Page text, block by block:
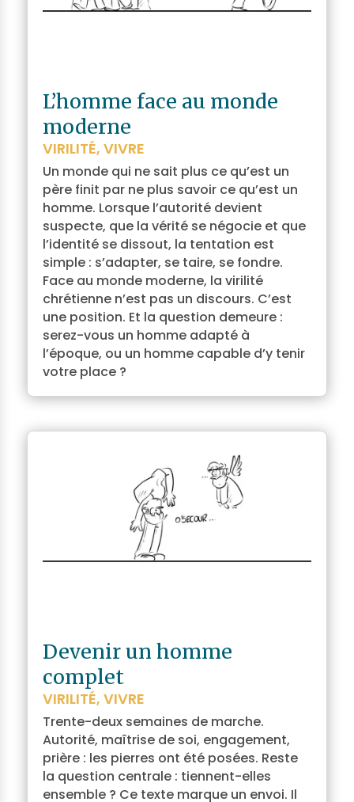
L’homme face au monde
moderne
VIRILITÉ, VIVRE
Un monde qui ne sait plus ce qu’est un
père finit par ne plus savoir ce qu’est un
homme. Lorsque l’autorité devient
suspecte, que la vérité se négocie et que
l’identité se dissout, la tentation est
simple : s’adapter, se taire, se fondre.
Face au monde moderne, la virilité
chrétienne n’est pas un discours. C’est
une position. Et la question demeure :
serez-vous un homme adapté à
l’époque, ou un homme capable d’y tenir
votre place ?
Devenir un homme
complet
VIRILITÉ, VIVRE
Trente-deux semaines de marche.
Autorité, maîtrise de soi, engagement,
prière : les pierres ont été posées. Reste
la question centrale : tiennent-elles
ensemble ? Ce texte marque un envoi. Il